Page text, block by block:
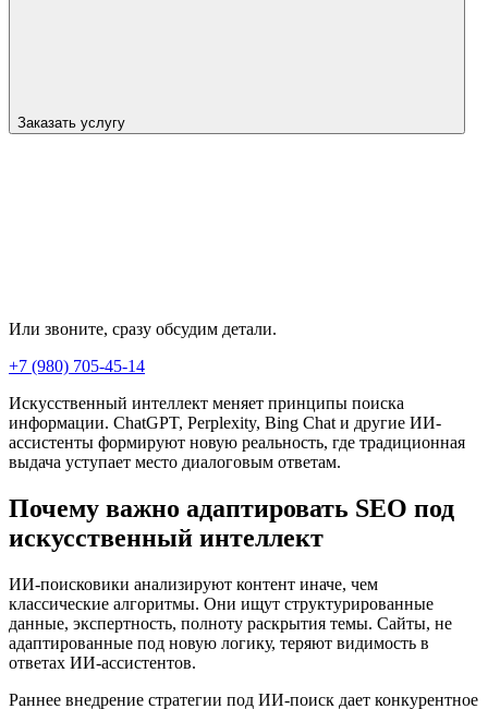
Заказать услугу
Или звоните, сразу обсудим детали.
+7 (980) 705-45-14
Искусственный интеллект меняет принципы поиска
информации. ChatGPT, Perplexity, Bing Chat и другие ИИ-
ассистенты формируют новую реальность, где традиционная
выдача уступает место диалоговым ответам.
Почему важно адаптировать SEO под
искусственный интеллект
ИИ-поисковики анализируют контент иначе, чем
классические алгоритмы. Они ищут структурированные
данные, экспертность, полноту раскрытия темы. Сайты, не
адаптированные под новую логику, теряют видимость в
ответах ИИ-ассистентов.
Раннее внедрение стратегии под ИИ-поиск дает конкурентное